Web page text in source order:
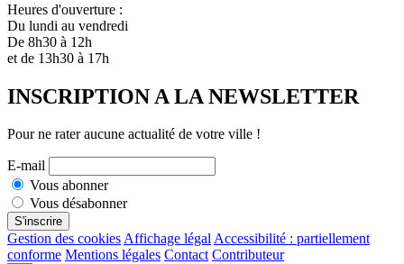
Heures d'ouverture :
Du lundi au vendredi
De 8h30 à 12h
et de 13h30 à 17h
INSCRIPTION A LA NEWSLETTER
Pour ne rater aucune actualité de votre ville !
E-mail
Vous abonner
Vous désabonner
S'inscrire
Gestion des cookiesAffichage légalAccessibilité : partiellement
conforme Mentions légales Contact Contributeur